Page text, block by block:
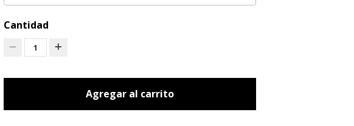
Cantidad
1
Agregar al carrito